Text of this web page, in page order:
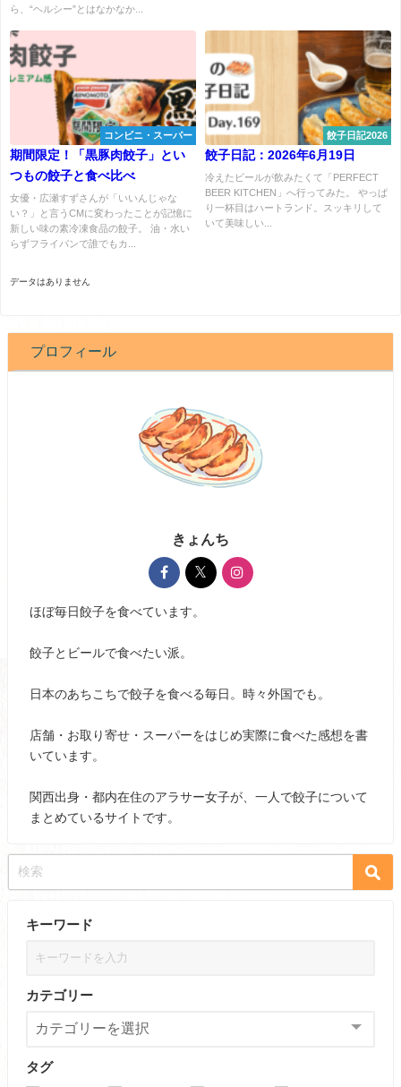
ら、“ヘルシー”とはなかなか...
コンビニ・スーパー
期間限定！「黒豚肉餃子」とい
つもの餃子と食べ比べ
女優・広瀬すずさんが「いいんじゃな
い？」と言うCMに変わったことが記憶に
新しい味の素冷凍食品の餃子。 油・水い
らずフライパンで誰でもカ...
餃子日記2026
餃子日記：2026年6月19日
冷えたビールが飲みたくて「PERFECT
BEER KITCHEN」へ行ってみた。 やっぱ
り一杯目はハートランド。スッキリして
いて美味しい...
データはありません
プロフィール
きょんち
ほぼ毎日餃子を食べています。
餃子とビールで食べたい派。
日本のあちこちで餃子を食べる毎日。時々外国でも。
店舗・お取り寄せ・スーパーをはじめ実際に食べた感想を書
いています。
関西出身・都内在住のアラサー女子が、一人で餃子について
まとめているサイトです。
キーワード
カテゴリー
タグ